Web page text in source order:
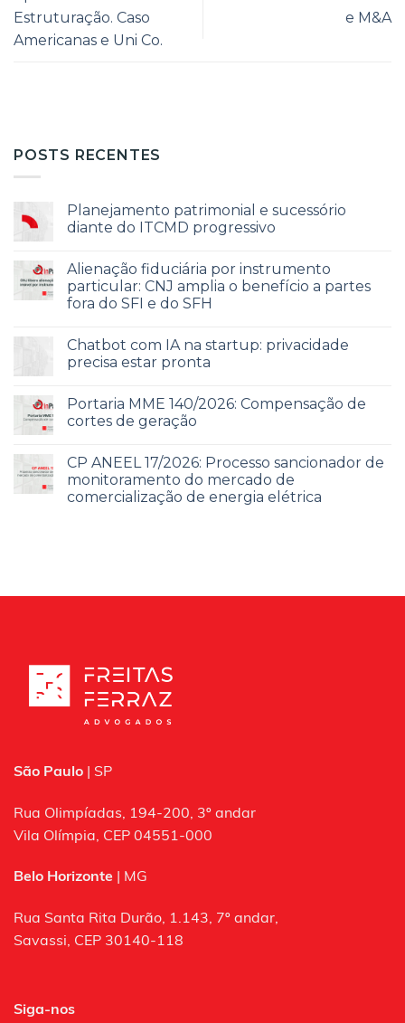
Estruturação. Caso
Americanas e Uni Co.
e M&A
POSTS RECENTES
Planejamento patrimonial e sucessório
diante do ITCMD progressivo
Alienação fiduciária por instrumento
particular: CNJ amplia o benefício a partes
fora do SFI e do SFH
Chatbot com IA na startup: privacidade
precisa estar pronta
Portaria MME 140/2026: Compensação de
cortes de geração
CP ANEEL 17/2026: Processo sancionador de
monitoramento do mercado de
comercialização de energia elétrica
São Paulo | SP
Rua Olimpíadas, 194-200, 3º andar
Vila Olímpia, CEP 04551-000
Belo Horizonte | MG
Rua Santa Rita Durão, 1.143, 7º andar,
Savassi, CEP 30140-118
Siga-nos